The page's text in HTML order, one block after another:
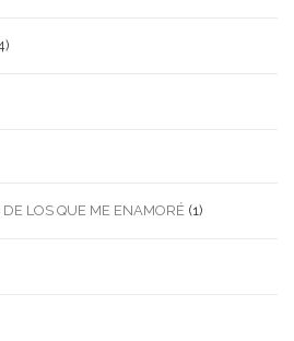
LOS QUE ME ENAMORÉ (1)